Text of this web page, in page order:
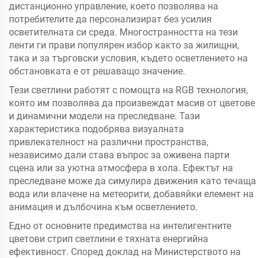
дистанционно управление, което позволява на
потребителите да персонализират без усилия
осветителната си среда. Многостранността на тези
ленти ги прави популярен избор както за жилищни,
така и за търговски условия, където осветлението на
обстановката е от решаващо значение.
Тези светлини работят с помощта на RGB технология,
която им позволява да произвеждат масив от цветове
и динамични модели на преследване. Тази
характеристика подобрява визуалната
привлекателност на различни пространства,
независимо дали става въпрос за оживена парти
сцена или за уютна атмосфера в хола. Ефектът на
преследване може да симулира движения като течаща
вода или влачене на метеорити, добавяйки елемент на
анимация и дълбочина към осветлението.
Едно от основните предимства на интелигентните
цветови стрип светлини е тяхната енергийна
ефективност. Според доклад на Министерството на